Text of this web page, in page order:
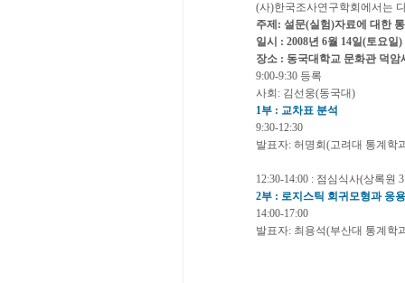
(사)한국조사연구학회에서는
주제: 설문(실험)자료에 대한
일시 : 2008년 6월 14일(토요일)
장소 : 동국대학교 문화관 덕암
9:00-9:30 등록
사회: 김선웅(동국대)
1부 : 교차표 분석
9:30-12:30
발표자: 허명회(고려대 통계학
12:30-14:00 : 점심식사(상록원
2부 : 로지스틱 회귀모형과 응용
14:00-17:00
발표자: 최용석(부산대 통계학